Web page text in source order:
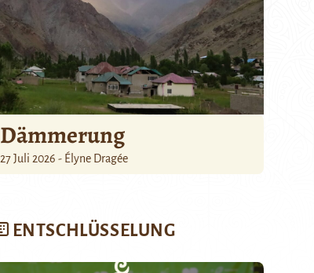
Dämmerung
27 Juli 2026 - Élyne Dragée
ENTSCHLÜSSELUNG